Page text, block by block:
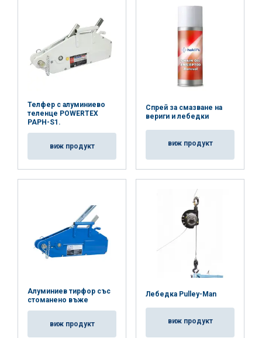
Телфер с алуминиево
теленце POWERTEX
PAPH-S1.
виж продукт
Спрей за смазване на
вериги и лебедки
виж продукт
Алуминиев тирфор със
стоманено въже
виж продукт
Лебедка Pulley-Man
виж продукт